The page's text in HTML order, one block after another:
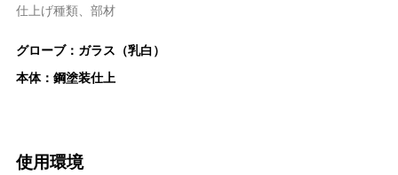
仕上げ種類、部材
グローブ：ガラス（乳白）
本体：鋼塗装仕上
使用環境